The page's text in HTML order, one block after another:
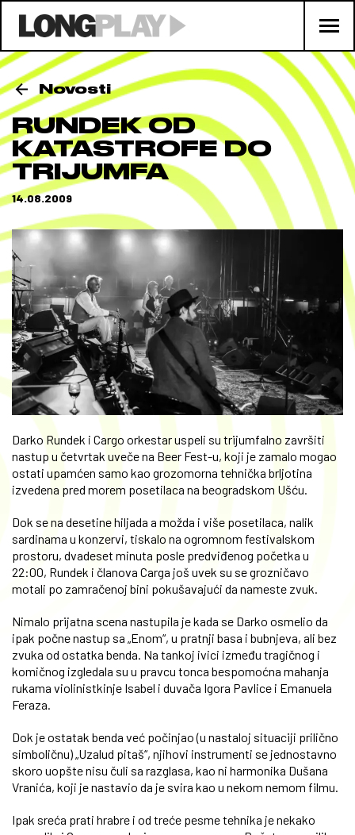
Novosti
RUNDEK OD
KATASTROFE DO
TRIJUMFA
14.08.2009
Darko Rundek i Cargo orkestar uspeli su trijumfalno završiti
nastup u četvrtak uveče na Beer Fest-u, koji je zamalo mogao
ostati upamćen samo kao grozomorna tehnička brljotina
izvedena pred morem posetilaca na beogradskom Ušću.
Dok se na desetine hiljada a možda i više posetilaca, nalik
sardinama u konzervi, tiskalo na ogromnom festivalskom
prostoru, dvadeset minuta posle predviđenog početka u
22:00, Rundek i članova Carga još uvek su se grozničavo
motali po zamračenoj bini pokušavajući da nameste zvuk.
Nimalo prijatna scena nastupila je kada se Darko osmelio da
ipak počne nastup sa „Enom“, u pratnji basa i bubnjeva, ali bez
zvuka od ostatka benda. Na tankoj ivici između tragičnog i
komičnog izgledala su u pravcu tonca bespomoćna mahanja
rukama violinistkinje Isabel i duvača Igora Pavlice i Emanuela
Feraza.
Dok je ostatak benda već počinjao (u nastaloj situaciji prilično
simboličnu) „Uzalud pitaš“, njihovi instrumenti se jednostavno
skoro uopšte nisu čuli sa razglasa, kao ni harmonika Dušana
Vranića, koji je nastavio da je svira kao u nekom nemom filmu.
Ipak sreća prati hrabre i od treće pesme tehnika je nekako